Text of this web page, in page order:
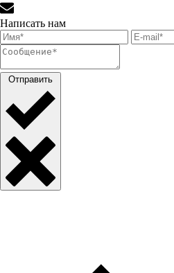
Написать нам
Отправить